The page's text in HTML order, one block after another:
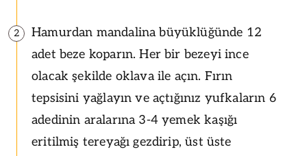
2
Hamurdan mandalina büyüklüğünde 12
adet beze koparın. Her bir bezeyi ince
olacak şekilde oklava ile açın. Fırın
tepsisini yağlayın ve açtığınız yufkaların 6
adedinin aralarına 3-4 yemek kaşığı
eritilmiş tereyağı gezdirip, üst üste